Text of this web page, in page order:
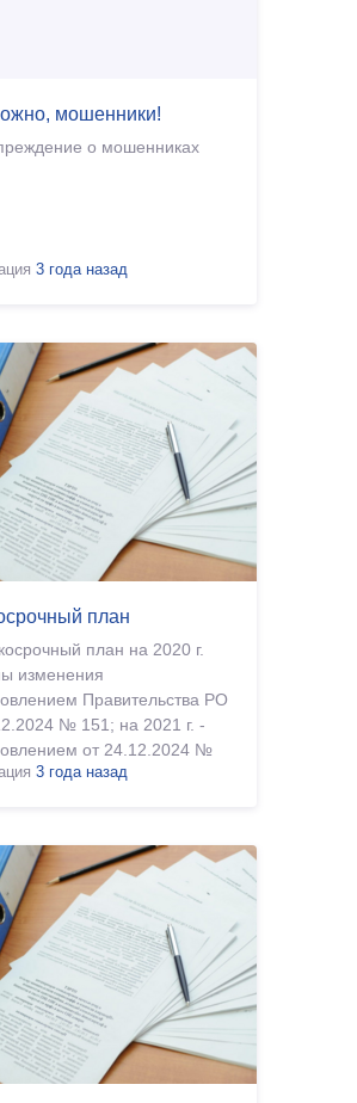
мошенники!
о мошенниках
3 года назад
план
план на 2020 г.
изменения
Правительства РО
№ 151; на 2021 г. -
от 24.12.2024 №
2022 г. - от 27.12.2024 №
3 года назад